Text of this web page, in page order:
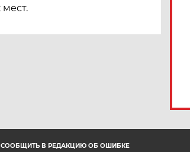
СООБЩИТЬ В РЕДАКЦИЮ ОБ ОШИБКЕ